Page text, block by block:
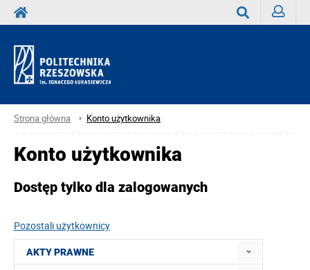
Strona główna Konto użytkownika
AKTY PRAWNE
Konto użytkownika
Dostęp tylko dla zalogowanych
Pozostali użytkownicy